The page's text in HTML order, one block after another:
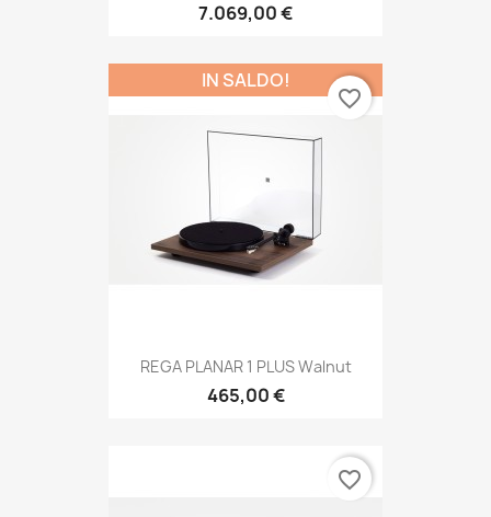
7.069,00 €
REGA PLANAR 1 PLUS Walnut
465,00 €
IN SALDO!
favorite_border
favorite_border